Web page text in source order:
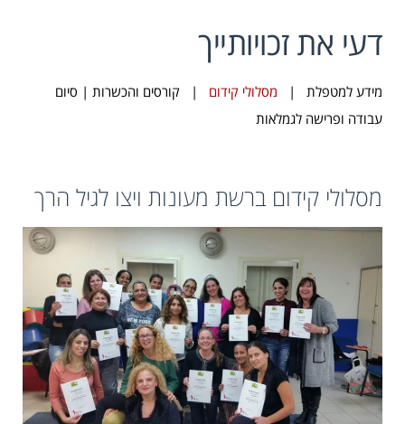
דעי את זכויותייך
מידע למטפלת | מסלולי קידום | קורסים והכשרות | סיום
עבודה ופרישה לגמלאות
מסלולי קידום ברשת מעונות ויצו לגיל הרך